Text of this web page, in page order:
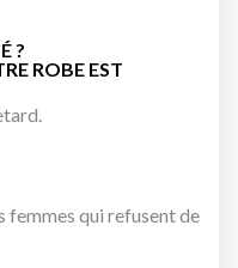
?
ROBE EST
femmes qui refusent de